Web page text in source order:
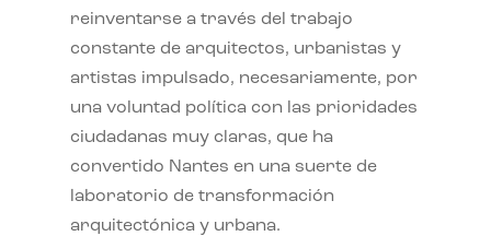
reinventarse a través del trabajo
constante de arquitectos, urbanistas y
artistas impulsado, necesariamente, por
una voluntad política con las prioridades
ciudadanas muy claras, que ha
convertido Nantes en una suerte de
laboratorio de transformación
arquitectónica y urbana.